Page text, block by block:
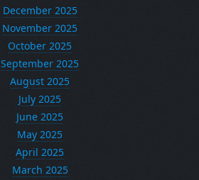
December 2025
November 2025
October 2025
September 2025
August 2025
July 2025
June 2025
May 2025
April 2025
March 2025